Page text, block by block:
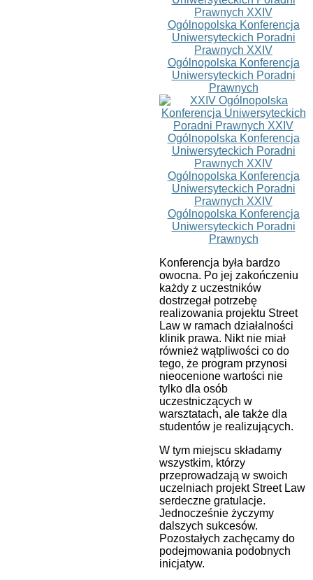
Konferencja była bardzo
owocna. Po jej zakończeniu
każdy z uczestników
dostrzegał potrzebę
realizowania projektu Street
Law w ramach działalności
klinik prawa. Nikt nie miał
również wątpliwości co do
tego, że program przynosi
nieocenione wartości nie
tylko dla osób
uczestniczących w
warsztatach, ale także dla
studentów je realizujących.
W tym miejscu składamy
wszystkim, którzy
przeprowadzają w swoich
uczelniach projekt Street Law
serdeczne gratulacje.
Jednocześnie życzymy
dalszych sukcesów.
Pozostałych zachęcamy do
podejmowania podobnych
inicjatyw.